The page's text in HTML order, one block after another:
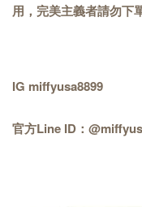
用，完美主義者請勿下
IG miffyusa8899
官方Line ID：